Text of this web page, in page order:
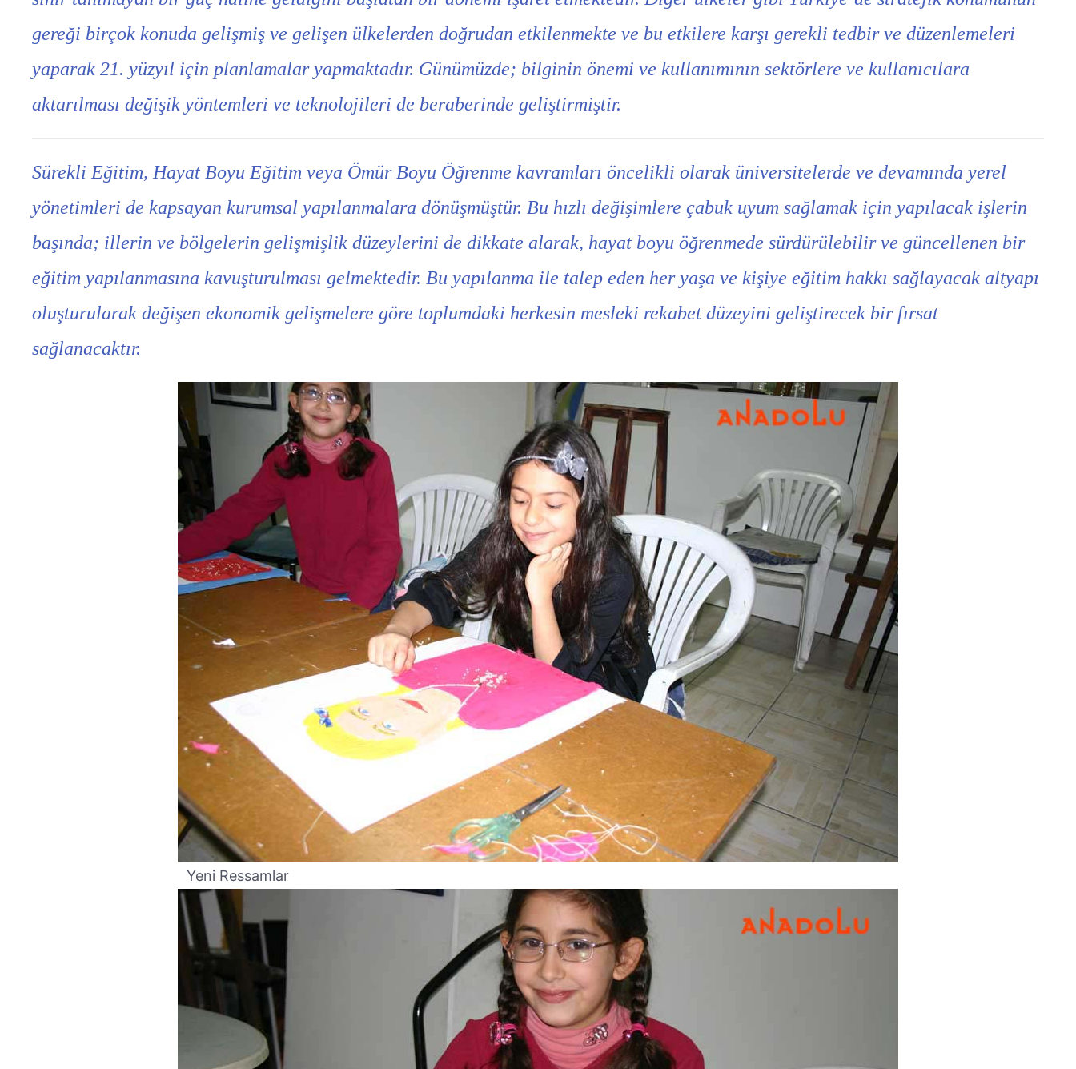
gereği birçok konuda gelişmiş ve gelişen ülkelerden doğrudan etkilenmekte ve bu etkilere karşı gerekli tedbir ve düzenlemeleri
yaparak 21. yüzyıl için planlamalar yapmaktadır. Günümüzde; bilginin önemi ve kullanımının sektörlere ve kullanıcılara
aktarılması değişik yöntemleri ve teknolojileri de beraberinde geliştirmiştir.
Sürekli Eğitim, Hayat Boyu Eğitim veya Ömür Boyu Öğrenme kavramları öncelikli olarak üniversitelerde ve devamında yerel
yönetimleri de kapsayan kurumsal yapılanmalara dönüşmüştür. Bu hızlı değişimlere çabuk uyum sağlamak için yapılacak işlerin
başında; illerin ve bölgelerin gelişmişlik düzeylerini de dikkate alarak, hayat boyu öğrenmede sürdürülebilir ve güncellenen bir
eğitim yapılanmasına kavuşturulması gelmektedir. Bu yapılanma ile talep eden her yaşa ve kişiye eğitim hakkı sağlayacak altyapı
oluşturularak değişen ekonomik gelişmelere göre toplumdaki herkesin mesleki rekabet düzeyini geliştirecek bir fırsat
sağlanacaktır.
Yeni Ressamlar